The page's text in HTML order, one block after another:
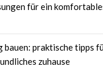
für ein
bauen: praktische tipps
zuhause